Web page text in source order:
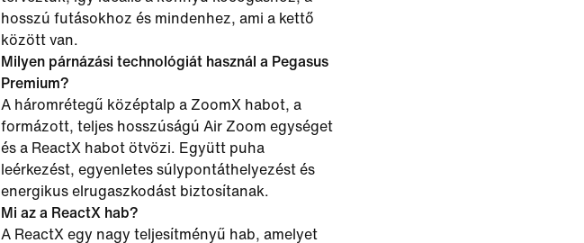
hosszú futásokhoz és mindenhez, ami a kettő
között van.
Milyen párnázási technológiát használ a Pegasus
Premium?
A háromrétegű középtalp a ZoomX habot, a
formázott, teljes hosszúságú Air Zoom egységet
és a ReactX habot ötvözi. Együtt puha
leérkezést, egyenletes súlypontáthelyezést és
energikus elrugaszkodást biztosítanak.
Mi az a ReactX hab?
A ReactX egy nagy teljesítményű hab, amelyet